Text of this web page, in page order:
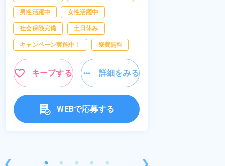
❮
男性活躍中 女性活躍中
社会保険完備 土日休み
キャンペーン実施中！ 寮費無料
キープする 詳細をみる
WEBで応募する
❯